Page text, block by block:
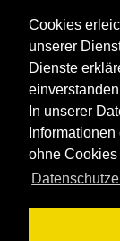
Cookies
unserer
Dienste
In unserer
ohne
Bolonia
Kap Trafalgar
Düne von